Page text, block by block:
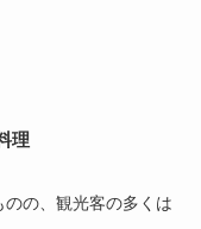
理
の、観光客の多くは